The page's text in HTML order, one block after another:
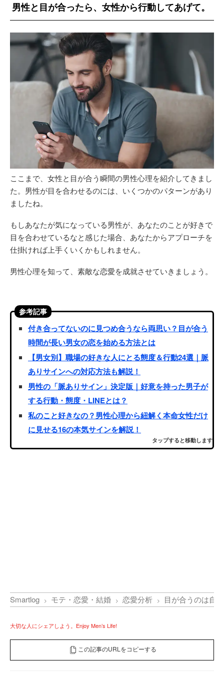
男性と目が合ったら、女性から行動してあげて。
ここまで、女性と目が合う瞬間の男性心理を紹介してきまし
た。男性が目を合わせるのには、いくつかのパターンがあり
ましたね。
もしあなたが気になっている男性が、あなたのことが好きで
目を合わせているなと感じた場合、あなたからアプローチを
仕掛ければ上手くいくかもしれません。
男性心理を知って、素敵な恋愛を成就させていきましょう。
参考記事
付き合ってないのに見つめ合うなら両思い？目が合う
時間が長い男女の恋を始める方法とは
【男女別】職場の好きな人にとる態度＆行動24選｜脈
ありサインへの対応方法も解説！
男性の「脈ありサイン」決定版｜好意を持った男子が
する行動・態度・LINEとは？
私のこと好きなの？男性心理から紐解く本命女性だけ
に見せる16の本気サインを解説！
タップすると移動します
Smartlog モテ・恋愛・結婚 恋愛分析 目が合うのは自
大切な人にシェアしよう。Enjoy Men’s Life!
この記事のURLをコピーする